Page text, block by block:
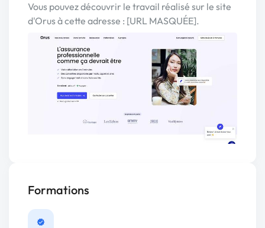
Vous pouvez découvrir le travail réalisé sur le site
d'Orus à cette adresse : [URL MASQUÉE].
Formations